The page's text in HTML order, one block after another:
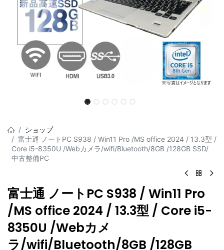
ショップ
富士通 ノートPC S938 / Win11 Pro /MS office 2024 / 13.3型 /
Core i5-8350U /Webカメラ/wifi/Bluetooth/8GB /128GB SSD/
中古整備PC
富士通 ノートPC S938 / Win11 Pro
/MS office 2024 / 13.3型 / Core i5-
8350U /Webカメ
ラ/wifi/Bluetooth/8GB /128GB